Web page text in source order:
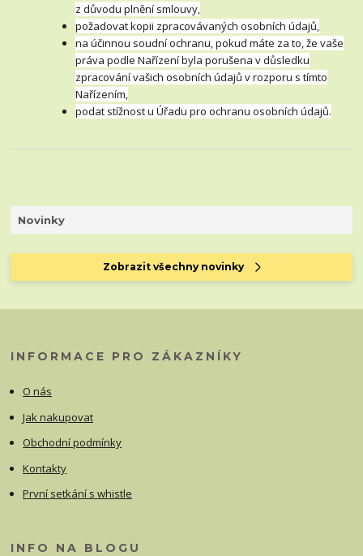
Novinky
Zobrazit všechny novinky
z důvodu plnění smlouvy,
požadovat kopii zpracovávaných osobních údajů,
na účinnou soudní ochranu, pokud máte za to, že vaše
práva podle Nařízení byla porušena v důsledku
zpracování vašich osobních údajů v rozporu s tímto
Nařízením,
podat stížnost u Úřadu pro ochranu osobních údajů.
INFORMACE PRO ZÁKAZNÍKY
O nás
Jak nakupovat
Obchodní podmínky
Kontakty
První setkání s whistle
INFO NA BLOGU